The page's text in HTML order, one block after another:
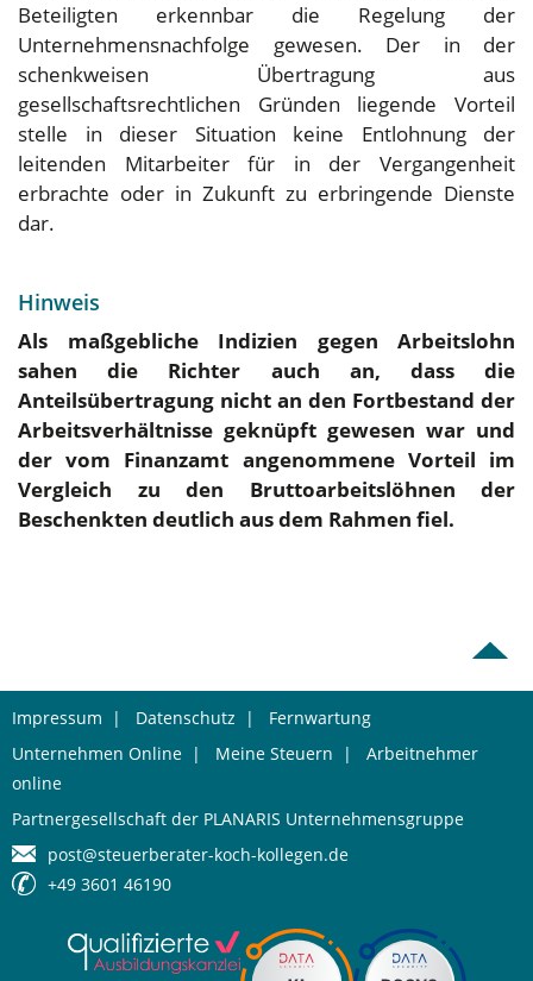
Beteiligten erkennbar die Regelung der
Unternehmensnachfolge gewesen. Der in der
schenkweisen Übertragung aus
gesellschaftsrechtlichen Gründen liegende Vorteil
stelle in dieser Situation keine Entlohnung der
leitenden Mitarbeiter für in der Vergangenheit
erbrachte oder in Zukunft zu erbringende Dienste
dar.
Hinweis
Als maßgebliche Indizien gegen Arbeitslohn
sahen die Richter auch an, dass die
Anteilsübertragung nicht an den Fortbestand der
Arbeitsverhältnisse geknüpft gewesen war und
der vom Finanzamt angenommene Vorteil im
Vergleich zu den Bruttoarbeitslöhnen der
Beschenkten deutlich aus dem Rahmen fiel.
Impressum | Datenschutz | Fernwartung
Unternehmen Online | Meine Steuern | Arbeitnehmer
online
Partnergesellschaft der PLANARIS Unternehmensgruppe
post@steuerberater-koch-kollegen.de
+49 3601 46190